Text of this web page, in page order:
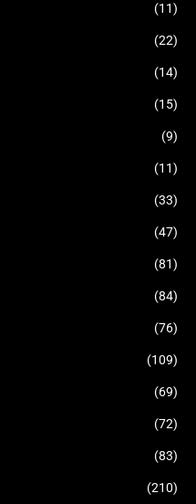
(11)
(22)
(14)
(15)
(9)
(11)
(33)
(47)
(81)
(84)
(76)
(109)
(69)
(72)
(83)
(210)